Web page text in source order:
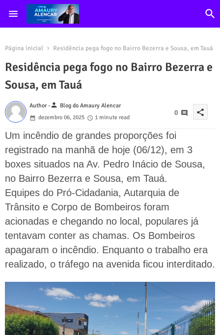
Página inicial Residência pega fogo no Bairro Bezerra e Sousa, em Tauá
Residência pega fogo no Bairro Bezerra e
Sousa, em Tauá
Author -person Blog do Amaury Alencar
dezembro 06, 2025
1 minute read
0 share
Um incêndio de grandes proporções foi
registrado na manhã de hoje (06/12), em 3
boxes situados na Av. Pedro Inácio de Sousa,
no Bairro Bezerra e Sousa, em Tauá.
Equipes do Pró-Cidadania, Autarquia de
Trânsito e Corpo de Bombeiros foram
acionadas e chegando no local, populares já
tentavam conter as chamas. Os Bombeiros
apagaram o incêndio. Enquanto o trabalho era
realizado, o tráfego na avenida ficou interditado.